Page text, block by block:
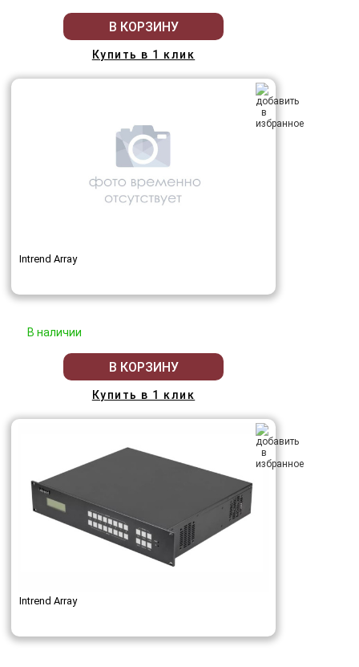
В КОРЗИНУ
Купить в 1 клик
Intrend Array
В наличии
В КОРЗИНУ
Купить в 1 клик
Intrend Array